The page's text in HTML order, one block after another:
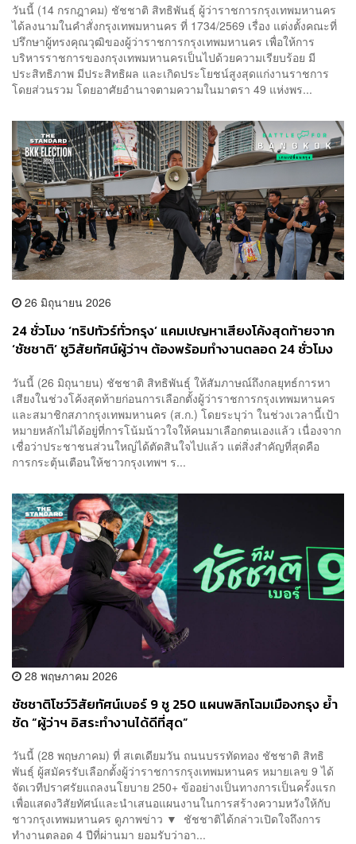
วันนี้ (14 กรกฎาคม) ชัชชาติ สิทธิพันธุ์ ผู้ว่าราชการกรุงเทพมหานคร
ได้ลงนามในคำสั่งกรุงเทพมหานคร ที่ 1734/2569 เรื่อง แต่งตั้งคณะที่
ปรึกษาผู้ทรงคุณวุฒิของผู้ว่าราชการกรุงเทพมหานคร เพื่อให้การ
บริหารราชการของกรุงเทพมหานครเป็นไปด้วยความเรียบร้อย มี
ประสิทธิภาพ มีประสิทธิผล และเกิดประโยชน์สูงสุดแก่งานราชการ
โดยส่วนรวม โดยอาศัยอำนาจตามความในมาตรา 49 แห่งพร...
26 มิถุนายน 2026
24 ชั่วโมง ‘ทริปทัวร์ทั่วกรุง’ แคมเปญหาเสียงโค้งสุดท้ายจาก
‘ชัชชาติ’ ชูวิสัยทัศน์ผู้ว่าฯ ต้องพร้อมทำงานตลอด 24 ชั่วโมง
วันนี้ (26 มิถุนายน) ชัชชาติ สิทธิพันธุ์ ให้สัมภาษณ์ถึงกลยุทธ์การหา
เสียงในช่วงโค้งสุดท้ายก่อนการเลือกตั้งผู้ว่าราชการกรุงเทพมหานคร
และสมาชิกสภากรุงเทพมหานคร (ส.ก.) โดยระบุว่า ในช่วงเวลานี้เป้า
หมายหลักไม่ได้อยู่ที่การโน้มน้าวใจให้คนมาเลือกตนเองแล้ว เนื่องจาก
เชื่อว่าประชาชนส่วนใหญ่ได้ตัดสินใจไปแล้ว แต่สิ่งสำคัญที่สุดคือ
การกระตุ้นเตือนให้ชาวกรุงเทพฯ ร...
28 พฤษภาคม 2026
ชัชชาติโชว์วิสัยทัศน์เบอร์ 9 ชู 250 แผนพลิกโฉมเมืองกรุง ย้ำ
ชัด “ผู้ว่าฯ อิสระทำงานได้ดีที่สุด”
วันนี้ (28 พฤษภาคม) ที่ สเตเดียมวัน ถนนบรรทัดทอง ชัชชาติ สิทธิ
พันธุ์ ผู้สมัครรับเลือกตั้งผู้ว่าราชการกรุงเทพมหานคร หมายเลข 9 ได้
จัดเวทีปราศรัยแถลงนโยบาย 250+ ข้ออย่างเป็นทางการเป็นครั้งแรก
เพื่อแสดงวิสัยทัศน์และนำเสนอแผนงานในการสร้างความหวังให้กับ
ชาวกรุงเทพมหานคร ดูภาพข่าว ▼ ชัชชาติได้กล่าวเปิดใจถึงการ
ทำงานตลอด 4 ปีที่ผ่านมา ยอมรับว่าอา...